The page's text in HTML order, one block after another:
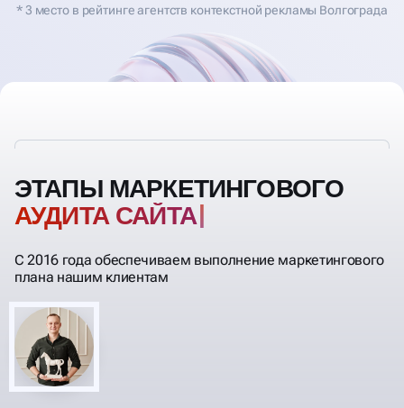
* 3 место в рейтинге агентств контекстной рекламы Волгограда
ЭТАПЫ МАРКЕТИНГОВОГО
АУД
С 2016 года обеспечиваем выполнение маркетингового
плана нашим клиентам